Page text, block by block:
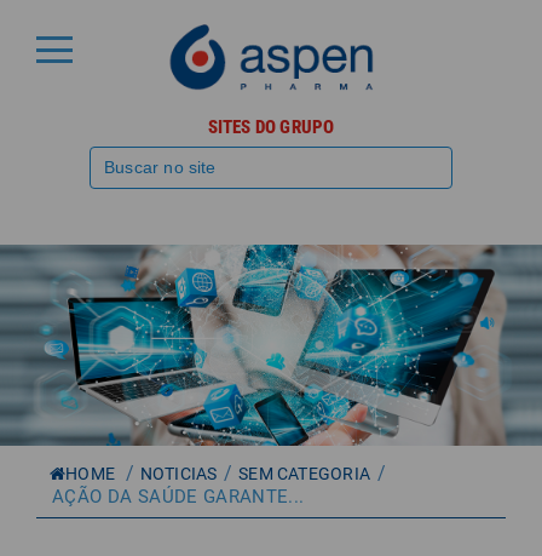
SITES DO GRUPO
HOME / NOTICIAS / SEM CATEGORIA /
AÇÃO DA SAÚDE GARANTE...